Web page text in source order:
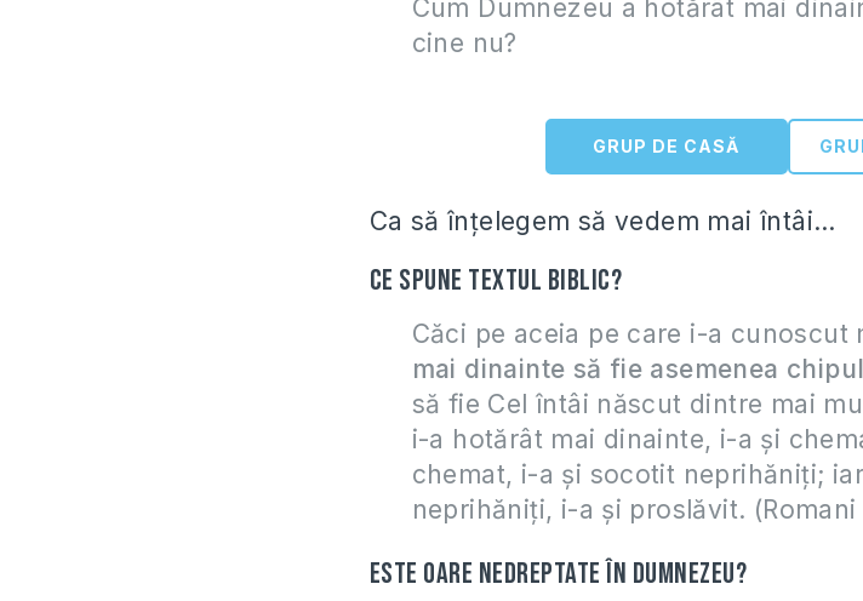
Cum Dumnezeu a hotărât mai
cine nu?
GRUP DE CASĂ
Ca să înţelegem să vedem mai întâi…
Ce spune textul biblic?
Căci pe aceia pe care i-a cunoscut
mai dinainte să fie asemenea
să fie Cel întâi născut dintre mai
i-a hotărât mai dinainte, i-a şi
chemat, i-a şi socotit neprihăniţi;
neprihăniţi, i-a şi proslăvit.
Este oare nedreptate în Dumnezeu?